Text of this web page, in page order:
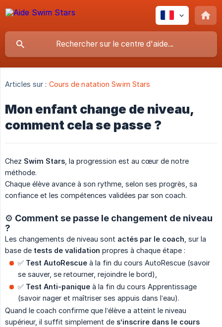
Articles sur : Cours de natation Swim Stars
Mon enfant change de niveau,
comment cela se passe ?
Chez Swim Stars , la progression est au cœur de notre
méthode.
Chaque élève avance à son rythme, selon ses progrès, sa
confiance et les compétences validées par son coach.
⚙️ Comment se passe le changement de niveau
?
Les changements de niveau sont actés par le coach , sur la
base de tests de validation propres à chaque étape :
✅ Test AutoRescue à la fin du cours AutoRescue (savoir
se sauver, se retourner, rejoindre le bord),
✅ Test Anti-panique à la fin du cours Apprentissage
(savoir nager et maîtriser ses appuis dans l’eau).
Quand le coach confirme que l’élève a atteint le niveau
supérieur, il suffit simplement de s’inscrire dans le cours